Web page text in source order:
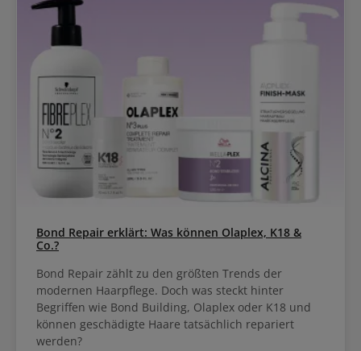
Bond Repair erklärt: Was können Olaplex, K18 &
Co.?
Bond Repair zählt zu den größten Trends der
modernen Haarpflege. Doch was steckt hinter
Begriffen wie Bond Building, Olaplex oder K18 und
können geschädigte Haare tatsächlich repariert
werden?